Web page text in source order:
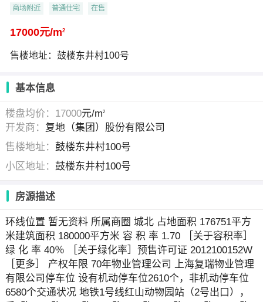
商场附近 普通住宅 在售
17000元/m2
售楼地址：鼓楼东井村100号
基本信息
楼盘均价：17000元/m2
开发商： 复地（集团）股份有限公司
售楼地址：鼓楼东井村100号
小区地址：鼓楼东井村100号
房源描述
环线位置 暂无资料 所属商圈 城北 占地面积 176751平方
米建筑面积 180000平方米 容 积 率 1.70 ［关于容积率］
绿 化 率 40％ ［关于绿化率］预售许可证 2012100152W
［更多］ 产权年限 70年物业管理公司 上海复瑞物业管理
有限公司停车位 设有机动停车位2610个，非机动停车位
6580个交通状况 地铁1号线红山动物园站（2号出口），